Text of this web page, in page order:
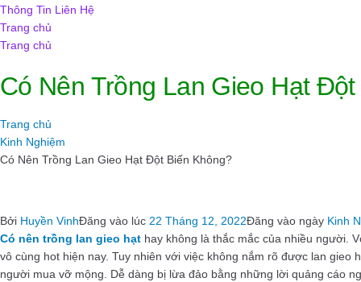
Thông Tin Liên Hệ
Trang chủ
Trang chủ
Có Nên Trồng Lan Gieo Hạt
Trang chủ
Kinh Nghiệm
Có Nên Trồng Lan Gieo Hạt Đột Biến Không?
Bởi Huyền VinhĐăng vào lúc 22 Tháng 12, 2022Đăng vào ngày Kinh
Có nên trồng lan gieo hạt hay không là thắc mắc của nhiều người.
vô cùng hot hiện nay. Tuy nhiên với việc không nắm rõ được lan
người mua vỡ mộng. Dễ dàng bị lừa đảo bằng những lời quảng cáo